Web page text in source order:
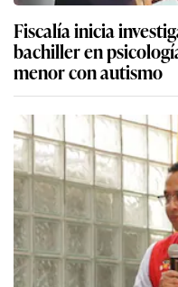
Fiscalía inicia
bachiller en
menor con autismo